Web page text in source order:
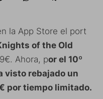
la App Store el port
of the Old
Ahora, por el 10º
visto rebajado un
por tiempo limitado.